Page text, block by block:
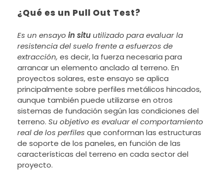
¿Qué es un Pull Out Test?
Es un ensayo in situ utilizado para evaluar la
resistencia del suelo frente a esfuerzos de
extracción, es decir, la fuerza necesaria para
arrancar un elemento anclado al terreno. En
proyectos solares, este ensayo se aplica
principalmente sobre perfiles metálicos hincados,
aunque también puede utilizarse en otros
sistemas de fundación según las condiciones del
terreno. Su objetivo es evaluar el comportamiento
real de los perfiles que conforman las estructuras
de soporte de los paneles, en función de las
características del terreno en cada sector del
proyecto.